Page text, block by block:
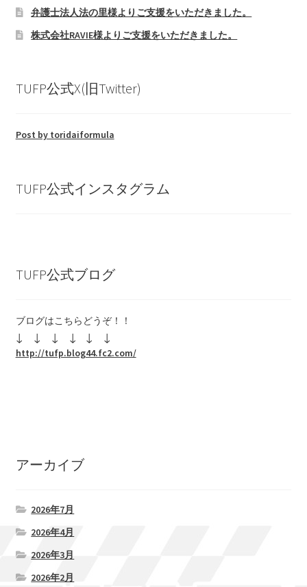
弁護士法人法の里様よりご支援をいただきました。
株式会社RAVIE様よりご支援をいただきました。
TUFP公式X(旧Twitter)
Post by toridaiformula
TUFP公式インスタグラム
TUFP公式ブログ
ブログはこちらどうぞ！！
↓ ↓ ↓ ↓ ↓ ↓
http://tufp.blog44.fc2.com/
アーカイブ
2026年7月
2026年4月
2026年3月
2026年2月